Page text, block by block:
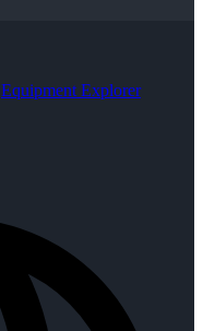
Equipment Explorer